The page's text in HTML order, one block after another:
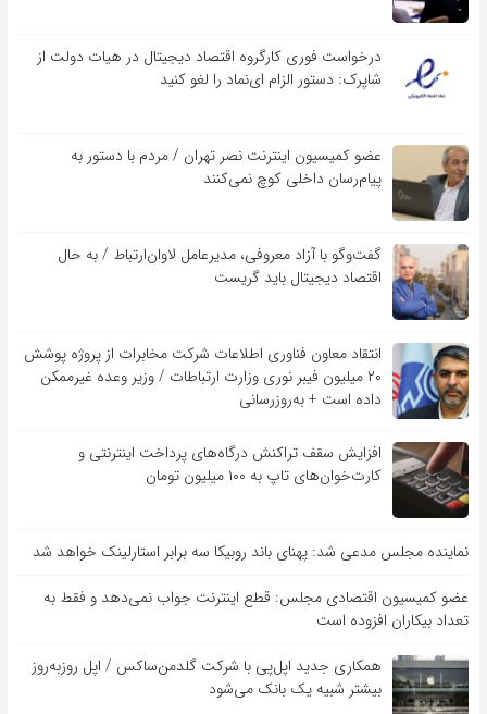
درخواست فوری کارگروه اقتصاد دیجیتال در هیات دولت از
شاپرک: دستور الزام ای‌نماد را لغو کنید
عضو کمیسیون اینترنت نصر تهران / مردم با دستور به
پیام‌رسان داخلی کوچ نمی‌کنند
گفت‌و‌گو با آزاد معروفی، مدیرعامل لاوان‌ارتباط / به حال
اقتصاد دیجیتال باید گریست
انتقاد معاون فناوری اطلاعات شرکت مخابرات از پروژه پوشش
۲۰ میلیون فیبر نوری وزارت ارتباطات / وزیر وعده غیرممکن
داده است + به‌روزرسانی
افزایش سقف تراکنش درگاه‌های پرداخت اینترنتی و
کارت‌خوان‌های تاپ به ۱۰۰ میلیون تومان
نماینده مجلس مدعی شد: پهنای باند روبیکا سه برابر استارلینک خواهد شد
عضو کمیسیون اقتصادی مجلس: قطع اینترنت جواب نمی‌دهد و فقط به
تعداد بیکاران افزوده است
همکاری جدید اپل‌پی با شرکت گلدمن‌ساکس / اپل روزبه‌روز
بیشتر شبیه یک بانک می‌شود